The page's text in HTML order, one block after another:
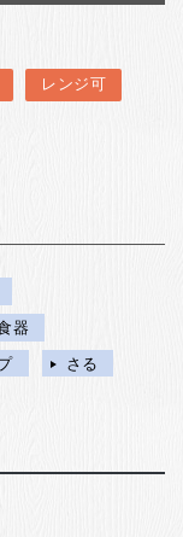
レンジ可
器
さる